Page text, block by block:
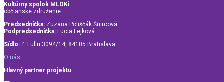
Kultúrny spolok MLOKi
občianske združenie
Predsedníčka: Zuzana Poliščák Šnircová
Podpredsedníčka: Lucia Lejková
Sídlo: Ľ. Fullu 3094/14, 84105 Bratislava
O nás
Hlavný partner projektu